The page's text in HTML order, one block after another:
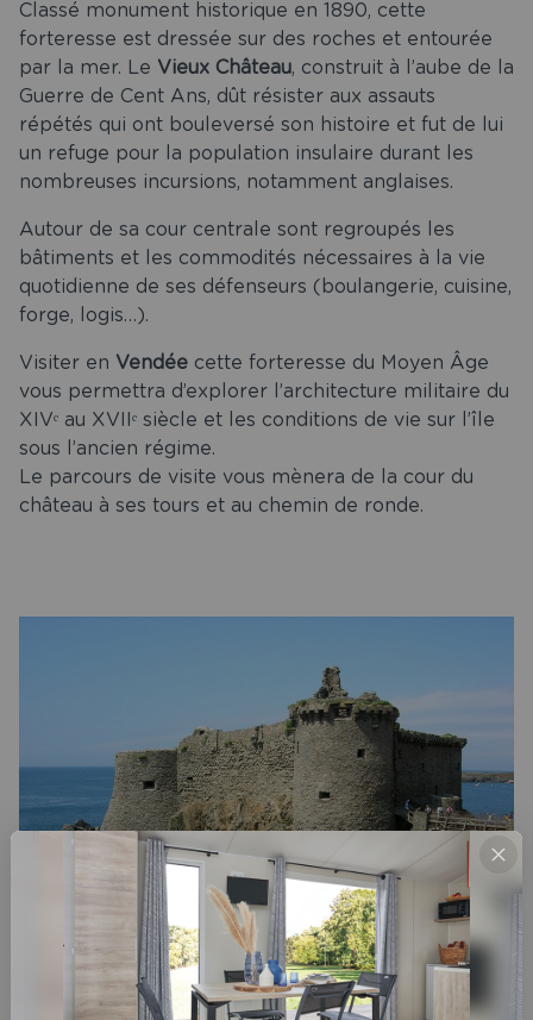
Classé monument historique en 1890, cette
forteresse est dressée sur des roches et entourée
par la mer. Le Vieux Château, construit à l’aube de la
Guerre de Cent Ans, dût résister aux assauts
répétés qui ont bouleversé son histoire et fut de lui
un refuge pour la population insulaire durant les
nombreuses incursions, notamment anglaises.
Autour de sa cour centrale sont regroupés les
bâtiments et les commodités nécessaires à la vie
quotidienne de ses défenseurs (boulangerie, cuisine,
forge, logis…).
Visiter en Vendée cette forteresse du Moyen Âge
vous permettra d’explorer l’architecture militaire du
XIVᵉ au XVIIᵉ siècle et les conditions de vie sur l’île
sous l’ancien régime.
Le parcours de visite vous mènera de la cour du
château à ses tours et au chemin de ronde.